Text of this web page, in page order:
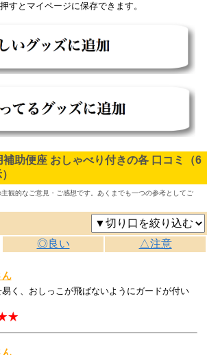
すとマイページに保存できます。
助便座 おしゃべり付きの各 口コミ（6
観的なご意見・ご感想です。あくまでも一つの参考としてご
◎良い △注意
ん
く、おしっこが飛ばないようにガードが付い
ん